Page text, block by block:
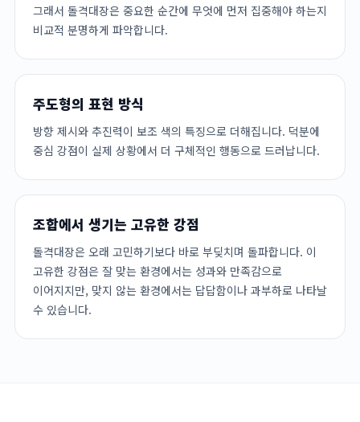
그래서 돌격대장은 중요한 순간에 무엇에 먼저 집중해야 하는지
비교적 분명하게 파악합니다.
주도형의 표현 방식
방향 제시와 추진력이 보조 색의 특징으로 더해집니다. 덕분에
중심 강점이 실제 상황에서 더 구체적인 행동으로 드러납니다.
조합에서 생기는 고유한 강점
돌격대장은 오래 고민하기보다 바로 부딪치며 돌파합니다. 이
고유한 강점은 잘 맞는 환경에서는 성과와 만족감으로
이어지지만, 맞지 않는 환경에서는 답답함이나 과부하로 나타날
수 있습니다.